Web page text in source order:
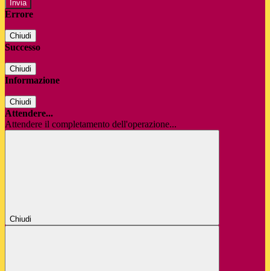
Errore
Chiudi
Successo
Chiudi
Informazione
Chiudi
Attendere...
Attendere il completamento dell'operazione...
Chiudi